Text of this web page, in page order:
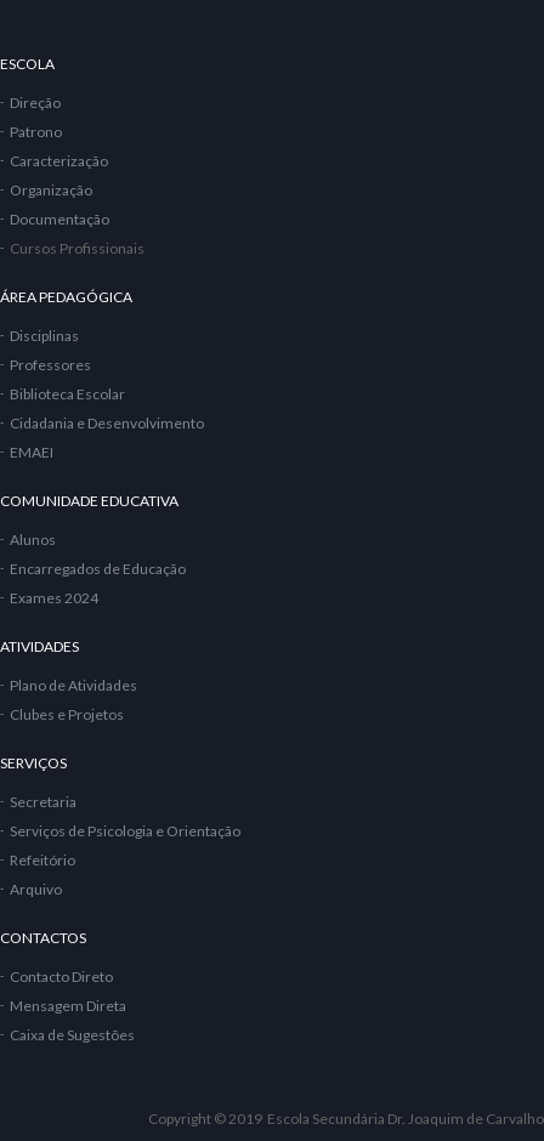
ESCOLA
Direção
Patrono
Caracterização
Organização
Documentação
Cursos Profissionais
ÁREA PEDAGÓGICA
Disciplinas
Professores
Biblioteca Escolar
Cidadania e Desenvolvimento
EMAEI
COMUNIDADE EDUCATIVA
Alunos
Encarregados de Educação
Exames 2024
ATIVIDADES
Plano de Atividades
Clubes e Projetos
SERVIÇOS
Secretaria
Serviços de Psicologia e Orientação
Refeitório
Arquivo
CONTACTOS
Contacto Direto
Mensagem Direta
Caixa de Sugestões
Copyright © 2019 Escola Secundária Dr. Joaquim de Carvalho